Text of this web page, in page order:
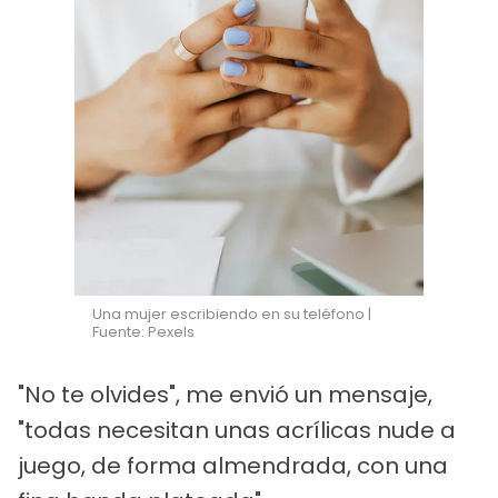
Una mujer escribiendo en su teléfono |
Fuente: Pexels
"No te olvides", me envió un mensaje,
"todas necesitan unas acrílicas nude a
juego, de forma almendrada, con una